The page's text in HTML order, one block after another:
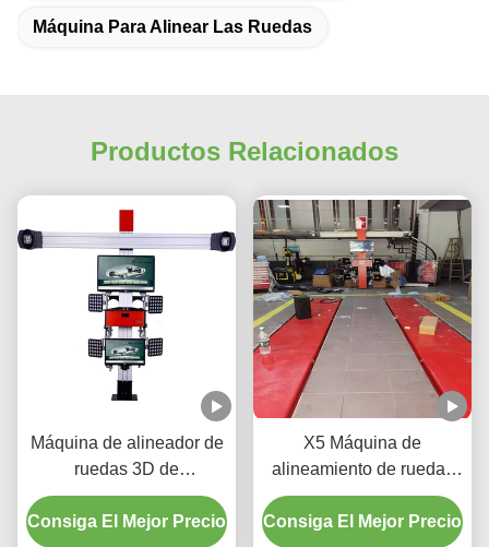
Máquina Para Alinear Las Ruedas
Productos Relacionados
Máquina de alineador de
ruedas 3D de
automóviles para taller de
automóviles
Consiga El Mejor Precio
X5 Máquina de
alineamiento de ruedas
3D para ajuste de
neumáticos de precisión
Consiga El Mejor Precio